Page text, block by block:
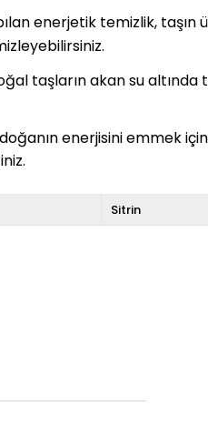
enerjetik temizlik, taşın
taşların akan su altında
enerjisini emmek
Sitrin